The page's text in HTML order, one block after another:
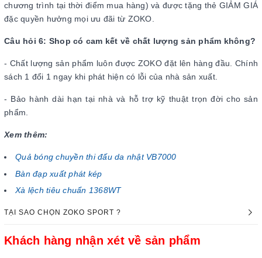
chương trình tại thời điểm mua hàng) và được tặng thẻ GIẢM GIÁ
đặc quyền hưởng mọi ưu đãi từ ZOKO.
Câu hỏi 6: Shop có cam kết về chất lượng sản phẩm không?
- Chất lượng sản phẩm luôn được ZOKO đặt lên hàng đầu. Chính
sách 1 đổi 1 ngay khi phát hiện có lỗi của nhà sản xuất.
- Bảo hành dài hạn tại nhà và hỗ trợ kỹ thuật trọn đời cho sản
phẩm.
Xem thêm:
Quả bóng chuyền thi đấu da nhật VB7000
Bàn đạp xuất phát kép
Xà lệch tiêu chuẩn 1368WT
TẠI SAO CHỌN ZOKO SPORT ?
Khách hàng nhận xét về sản phẩm